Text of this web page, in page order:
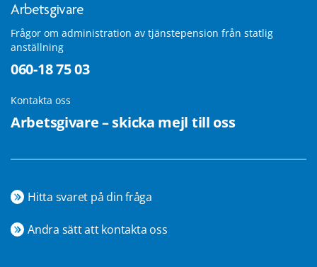
Arbetsgivare
Frågor om administration av tjänstepension från statlig
anställning
060-18 75 03
Kontakta oss
Arbetsgivare – skicka mejl till oss
Hitta svaret på din fråga
Andra sätt att kontakta oss